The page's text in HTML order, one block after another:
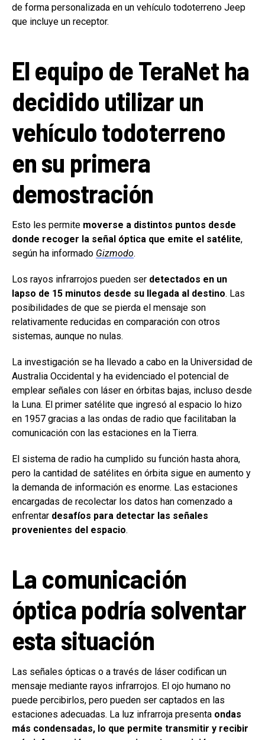
de forma personalizada en un vehículo todoterreno Jeep
que incluye un receptor.
El equipo de TeraNet ha
decidido utilizar un
vehículo todoterreno
en su primera
demostración
Esto les permite moverse a distintos puntos desde
donde recoger la señal óptica que emite el satélite,
según ha informado Gizmodo.
Los rayos infrarrojos pueden ser detectados en un
lapso de 15 minutos desde su llegada al destino. Las
posibilidades de que se pierda el mensaje son
relativamente reducidas en comparación con otros
sistemas, aunque no nulas.
La investigación se ha llevado a cabo en la Universidad de
Australia Occidental y ha evidenciado el potencial de
emplear señales con láser en órbitas bajas, incluso desde
la Luna. El primer satélite que ingresó al espacio lo hizo
en 1957 gracias a las ondas de radio que facilitaban la
comunicación con las estaciones en la Tierra.
El sistema de radio ha cumplido su función hasta ahora,
pero la cantidad de satélites en órbita sigue en aumento y
la demanda de información es enorme. Las estaciones
encargadas de recolectar los datos han comenzado a
enfrentar desafíos para detectar las señales
provenientes del espacio.
La comunicación
óptica podría solventar
esta situación
Las señales ópticas o a través de láser codifican un
mensaje mediante rayos infrarrojos. El ojo humano no
puede percibirlos, pero pueden ser captados en las
estaciones adecuadas. La luz infrarroja presenta ondas
más condensadas, lo que permite transmitir y recibir